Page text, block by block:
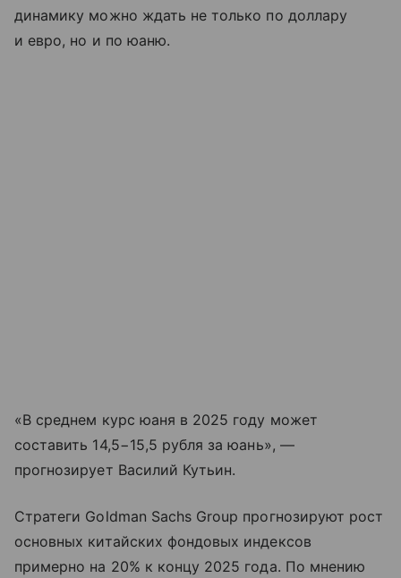
динамику можно ждать не только по доллару
и евро, но и по юаню.
«В среднем курс юаня в 2025 году может
составить 14,5−15,5 рубля за юань», —
прогнозирует Василий Кутьин.
Стратеги Goldman Sachs Group прогнозируют рост
основных китайских фондовых индексов
примерно на 20% к концу 2025 года. По мнению